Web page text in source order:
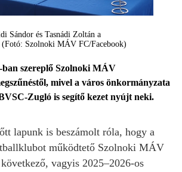
Sándor és Tasnádi Zoltán a
(Fotó: Szolnoki MÁV FC/Facebook)
szereplő Szolnoki MÁV
mivel a város önkormányzata
Zugló is segítő kezet nyújt neki.
lapunk is beszámolt róla, hogy a
működtető Szolnoki MÁV
vagyis 2025–2026-os